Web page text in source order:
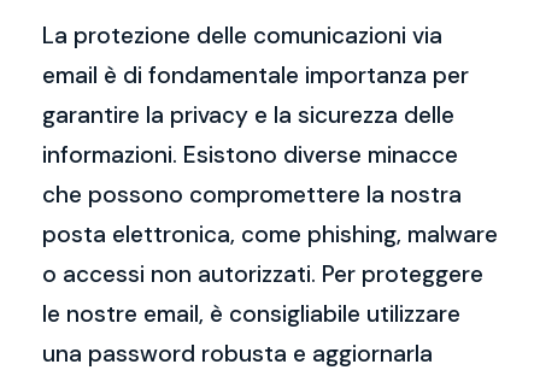
La protezione delle comunicazioni via
email è di fondamentale importanza per
garantire la privacy e la sicurezza delle
informazioni. Esistono diverse minacce
che possono compromettere la nostra
posta elettronica, come phishing, malware
o accessi non autorizzati. Per proteggere
le nostre email, è consigliabile utilizzare
una password robusta e aggiornarla